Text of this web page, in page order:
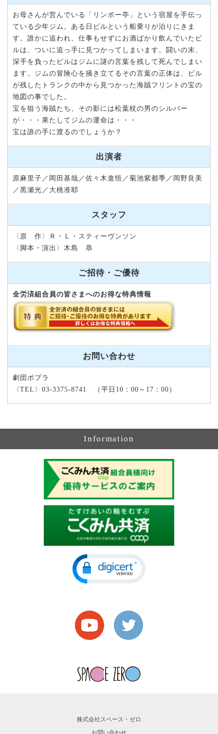
お母さんが営んでいる「リンボー亭」という宿屋を手伝っ
ている少年ジム。ある日ビルという船乗りが泊りにきま
す。誰かに追われ、仕事もせずにお酒ばかり飲んでいたビ
ルは、ついに追っ手に見つかってしまいます。闘いの末、
深手を負ったビルはジムに謎の言葉を残して死んでしまい
ます。ジムの冒険心を掻き立てるその言葉の正体は、ビル
が残したトランクの中から見つかった海賊フリントの宝の
地図の事でした。
宝を狙う海賊たち、その影には松葉杖の男のシルバー
が・・・果たしてジムの運命は・・・
宝は誰の手に渡るのでしょうか？
出演者
原麻里子／岡田基哉／佐々木進悟／菊池紫都季／岡野良美
／黒瀬光／大桃准耶
スタッフ
〈原 作〉Ｒ・Ｌ・スティーヴンソン
〈脚本・演出〉木島 恭
ご招待・ご優待
全労済組合員の皆さまへのお得な特典情報
お問い合わせ
劇団ポプラ
〈TEL〉03-3375-8741 （平日10：00～17：00）
Information
株式会社スペース・ゼロ